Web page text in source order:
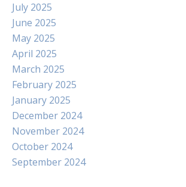
July 2025
June 2025
May 2025
April 2025
March 2025
February 2025
January 2025
December 2024
November 2024
October 2024
September 2024